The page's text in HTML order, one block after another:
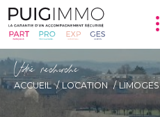
Vore recece
ACCUEIL LOCATION LIMOGES